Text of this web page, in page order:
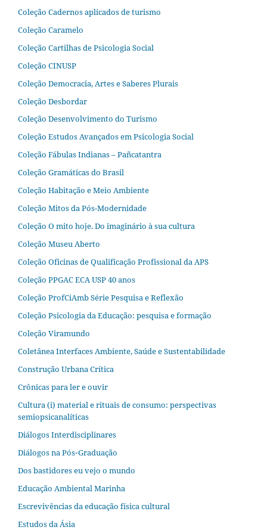
Coleção Cadernos aplicados de turismo
Coleção Caramelo
Coleção Cartilhas de Psicologia Social
Coleção CINUSP
Coleção Democracia, Artes e Saberes Plurais
Coleção Desbordar
Coleção Desenvolvimento do Turismo
Coleção Estudos Avançados em Psicologia Social
Coleção Fábulas Indianas – Pañcatantra
Coleção Gramáticas do Brasil
Coleção Habitação e Meio Ambiente
Coleção Mitos da Pós-Modernidade
Coleção O mito hoje. Do imaginário à sua cultura
Coleção Museu Aberto
Coleção Oficinas de Qualificação Profissional da APS
Coleção PPGAC ECA USP 40 anos
Coleção ProfCiAmb Série Pesquisa e Reflexão
Coleção Psicologia da Educação: pesquisa e formação
Coleção Viramundo
Coletânea Interfaces Ambiente, Saúde e Sustentabilidade
Construção Urbana Crítica
Crônicas para ler e ouvir
Cultura (i) material e rituais de consumo: perspectivas
semiopsicanalíticas
Diálogos Interdisciplinares
Diálogos na Pós‐Graduação
Dos bastidores eu vejo o mundo
Educação Ambiental Marinha
Escrevivências da educação física cultural
Estudos da Ásia​